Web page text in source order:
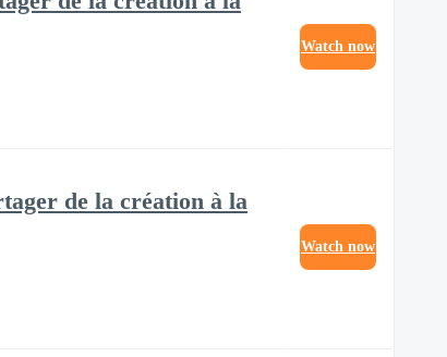
Watch now
de la création à la
Watch now